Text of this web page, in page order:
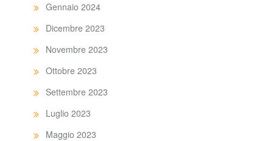
Gennaio 2024
Dicembre 2023
Novembre 2023
Ottobre 2023
Settembre 2023
Luglio 2023
Maggio 2023